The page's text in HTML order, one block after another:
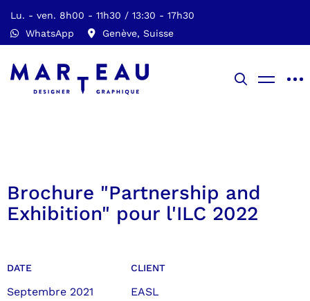
Lu. - ven. 8h00 - 11h30 / 13:30 - 17h30
WhatsApp
Genève, Suisse
Brochure "Partnership and
Exhibition" pour l'ILC 2022
DATE
Septembre 2021
CLIENT
EASL